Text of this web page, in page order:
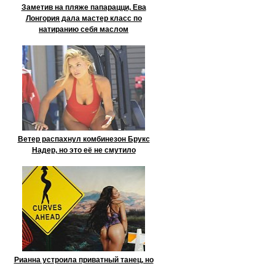
Заметив на пляже папарацци, Ева
Лонгория дала мастер класс по
натиранию себя маслом
Ветер распахнул комбинезон Брукс
Надер, но это её не смутило
Рианна устроила приватный танец, но